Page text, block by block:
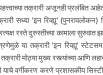
तक्रारी अजूनही प्रलंबित
सध्या 'इन रिव्ह्यू' (पुनरावलोकन)
रस्ते दुरुस्तीच्या कामाला सुरुवात
या तक्रारी 'इन रिव्ह्यू'
तक्रारी मोठ्या मुख्य रस्त्यांच्या आणि
याचे वर्गीकरण करणे प्रशासकीय